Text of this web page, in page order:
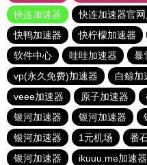
快连加速器
快连加速器官网
快鸭加速器
快柠檬加速器
软件中心
哇哇加速器 暴
vp(永久免费)加速器
白鲸加
veee加速器
原子加速器
银河加速器
银河加速器
银河加速器
1元机场 番
银河加速器
ikuuu.me加速